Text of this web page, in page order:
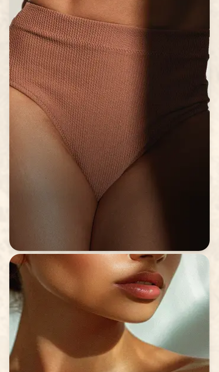
Spray Tanning professional
Bronzatge natural instantani sense UV per a
qualsevol ocasió.